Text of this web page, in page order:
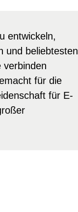
entwickeln,
und beliebtesten
verbinden
für die
für E-